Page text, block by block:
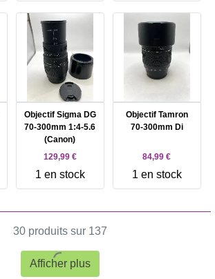
Objectif Sigma DG
70-300mm 1:4-5.6
(Canon)
129,99 €
1 en stock
Objectif Tamron
70-300mm Di
84,99 €
1 en stock
30 produits sur 137
Afficher plus